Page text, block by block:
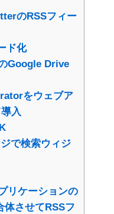
のRSSフィー
ド化
Google Drive
をウェブア
入
で検索ウィジ
リケーションの
させてRSSフ